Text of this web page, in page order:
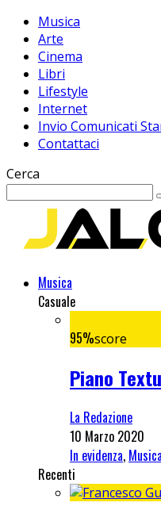
Musica
Arte
Cinema
Libri
Lifestyle
Internet
Invio Comunicati
Contattaci
Cerca
Musica
Casuale
95%score
Piano
La Redazione
10 Marzo 2020
In evidenza, Musica
Recenti